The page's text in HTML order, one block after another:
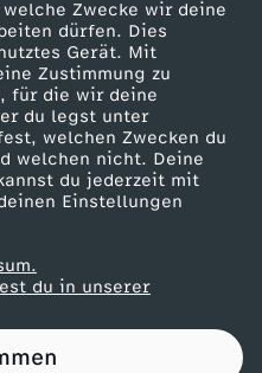
Zwecke wir deine
dürfen. Dies
Gerät. Mit
Zustimmung zu
für die wir deine
du legst unter
welchen Zwecken du
welchen nicht. Deine
du jederzeit mit
Einstellungen
du in unserer